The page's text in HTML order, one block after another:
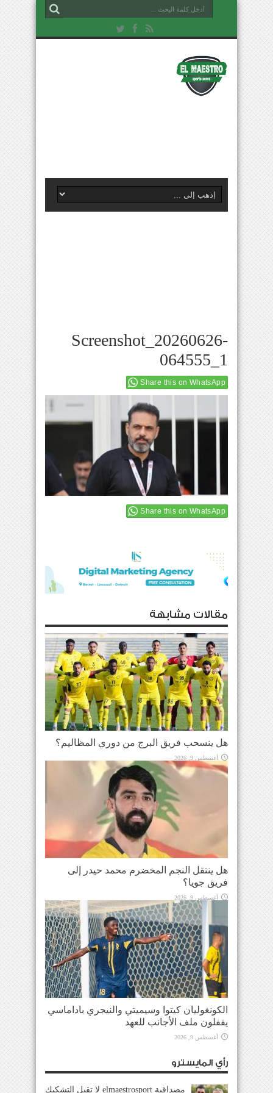
Screenshot_20260626-
064555_1
Share this on WhatsApp
Share this on WhatsApp
مقالات مشابهة
هل ينسحب فريق البرج من دوري المظاليم؟
أغسطس 9, 2026
هل ينتقل النجم المخضرم محمد حيدر إلى
فريق جويا؟
أغسطس 9, 2026
الكونغوليان كيتوا وسيميتي والنيجري باداماسي
يقفلون ملف الأجانب للعهد
أغسطس 9, 2026
رأي المايسترو
مصداقية elmaestrosport لا تقبل التشكيك